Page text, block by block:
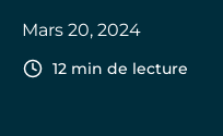
Mars 20, 2024
12 min de lecture